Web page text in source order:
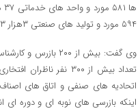
۵۹۴ مورد و تولید های صنعتی ۳هزار ۵۶۳ مورد بازرسی انجام گرفته است.
وی گفت: بیش از ۲۰۰
تعداد بیش از ۳۰۰
اتحادیه های صنفی و اتاق های
اینکه بازرسی های نوبه ای و دوره